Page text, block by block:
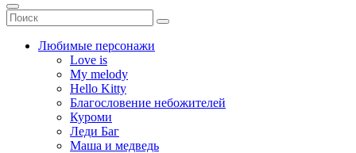
Любимые персонажи
Love is
My melody
Hello Kitty
Благословение небожителей
Куроми
Леди Баг
Маша и медведь